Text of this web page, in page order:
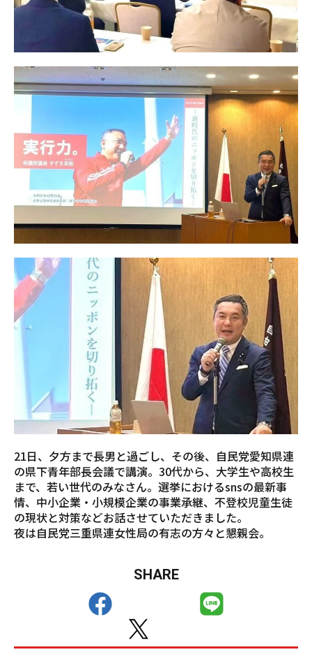
21日、夕方まで長男と過ごし、その後、自民党愛知県連
の県下青年部長会議で講演。30代から、大学生や高校生
まで、若い世代のみなさん。選挙におけるsnsの最新事
情、中小企業・小規模企業の事業承継、不登校児童生徒
の現状と対策などお話させていただきました。
夜は自民党三重県連女性局の有志の方々と懇親会。
SHARE